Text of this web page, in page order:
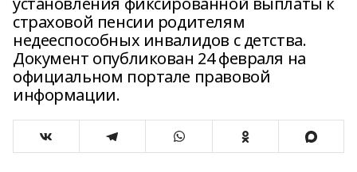
страховой пенсии родителям
недееспособных инвалидов с детства.
Документ опубликован 24 февраля на
официальном портале правовой
информации.